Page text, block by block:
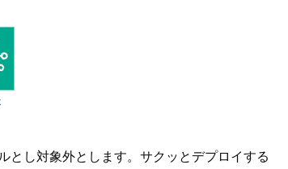
し対象外とします。サクッとデプロイする